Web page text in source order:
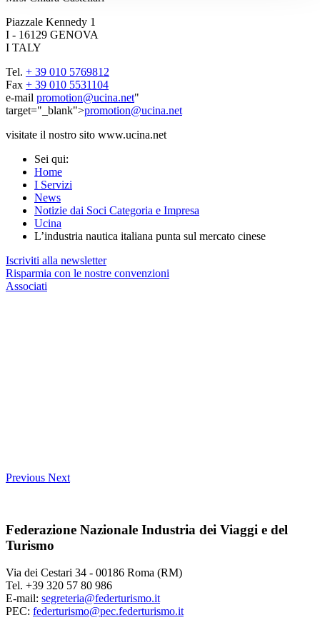
Piazzale Kennedy 1
I - 16129 GENOVA
I TALY
Tel. + 39 010 5769812
Fax + 39 010 5531104
e-mail promotion@ucina.net"
target="_blank">promotion@ucina.net
visitate il nostro sito www.ucina.net
Sei qui:
Home
I Servizi
News
Notizie dai Soci Categoria e Impresa
Ucina
L’industria nautica italiana punta sul mercato cinese
Iscriviti alla newsletter
Risparmia con le nostre convenzioni
Associati
Previous Next
Federazione Nazionale Industria dei Viaggi e del
Turismo
Via dei Cestari 34 - 00186 Roma (RM)
Tel. +39 320 57 80 986
E-mail: segreteria@federturismo.it
PEC: federturismo@pec.federturismo.it